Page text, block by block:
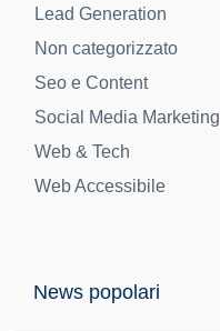
Lead Generation
Non categorizzato
Seo e Content
Social Media Marketing
Web & Tech
Web Accessibile
News popolari